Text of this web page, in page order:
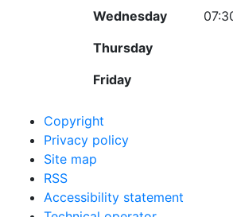
Wednesday
Thursday
Friday
Copyright
Privacy policy
Site map
RSS
Accessibility statement